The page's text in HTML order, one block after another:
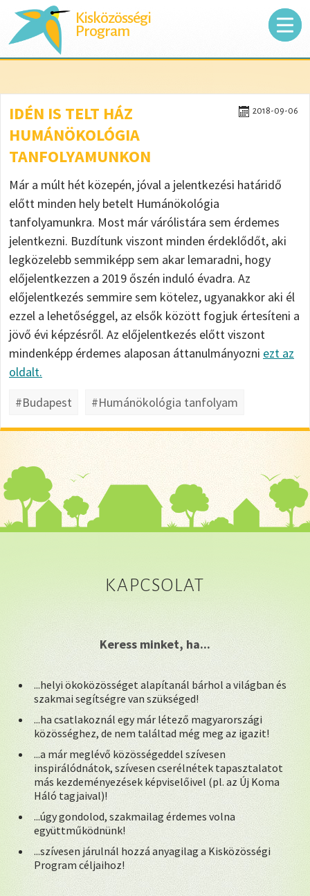
Kisközösségi
Program
2018-09-06
IDÉN IS TELT HÁZ
HUMÁNÖKOLÓGIA
TANFOLYAMUNKON
Már a múlt hét közepén, jóval a jelentkezési határidő
előtt minden hely betelt Humánökológia
tanfolyamunkra. Most már várólistára sem érdemes
jelentkezni. Buzdítunk viszont minden érdeklődőt, aki
legközelebb semmiképp sem akar lemaradni, hogy
előjelentkezzen a 2019 őszén induló évadra. Az
előjelentkezés semmire sem kötelez, ugyanakkor aki él
ezzel a lehetőséggel, az elsők között fogjuk értesíteni a
jövő évi képzésről. Az előjelentkezés előtt viszont
mindenképp érdemes alaposan áttanulmányozni ezt az
oldalt.
#Budapest
#Humánökológia tanfolyam
KAPCSOLAT
Keress minket, ha...
...helyi ökoközösséget alapítanál bárhol a világban és
szakmai segítségre van szükséged!
...ha csatlakoznál egy már létező magyarországi
közösséghez, de nem találtad még meg az igazit!
...a már meglévő közösségeddel szívesen
inspirálódnátok, szívesen cserélnétek tapasztalatot
más kezdeményezések képviselőivel (pl. az Új Koma
Háló tagjaival)!
...úgy gondolod, szakmailag érdemes volna
együttműködnünk!
...szívesen járulnál hozzá anyagilag a Kisközösségi
Program céljaihoz!